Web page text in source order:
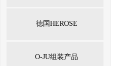
德国HEROSE
O-JU组装产品